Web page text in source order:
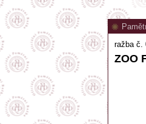
ražba č.
ZOO